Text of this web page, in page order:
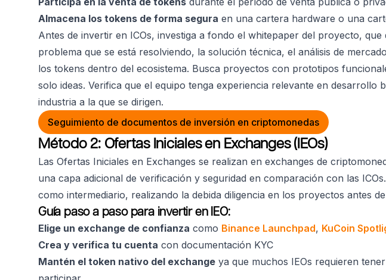
Almacena los tokens de forma segura en una cartera hardware o una
Antes de invertir en ICOs, investiga a fondo el whitepaper del proyecto, que
problema que se está resolviendo, la solución técnica, el análisis de
los tokens dentro del ecosistema. Busca proyectos con prototipos
solo ideas. Verifica que el equipo tenga experiencia relevante en desarrollo
industria a la que se dirigen.
Seguimiento de documentos de inversión en criptomonedas
Método 2: Ofertas Iniciales en Exchanges (IEOs)
Las Ofertas Iniciales en Exchanges se realizan en exchanges de
una capa adicional de verificación y seguridad en comparación con las
como intermediario, realizando la debida diligencia en los proyectos antes
Guía paso a paso para invertir en IEO:
Elige un exchange de confianza como Binance Launchpad, KuCoin
Crea y verifica tu cuenta con documentación KYC
Mantén el token nativo del exchange ya que muchos IEOs requieren